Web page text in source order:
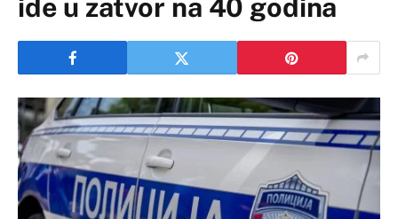
ide u zatvor na 40 godina